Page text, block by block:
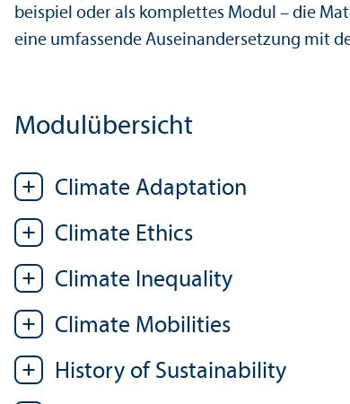
beispiel oder als komplettes Modul – die
eine umfassende Auseinandersetzung mit
Modulübersicht
Climate Adaptation
Climate Ethics
Climate Inequality
Climate Mobilities
History of Sustainability